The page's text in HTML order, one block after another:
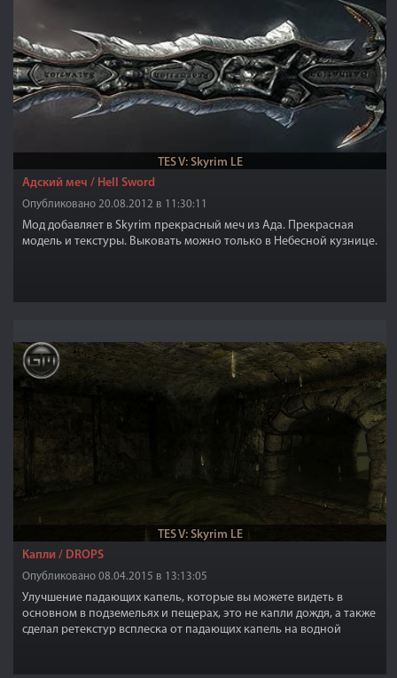
TES V: Skyrim LE
Адский меч / Hell Sword
Опубликовано 20.08.2012 в 11:30:11
Мод добавляет в Skyrim прекрасный меч из Ада. Прекрасная
модель и текстуры. Выковать можно только в Небесной кузнице.
TES V: Skyrim LE
Капли / DROPS
Опубликовано 08.04.2015 в 13:13:05
Улучшение падающих капель, которые вы можете видеть в
основном в подземельях и пещерах, это не капли дождя, а также
сделал ретекстур всплеска от падающих капель на водной